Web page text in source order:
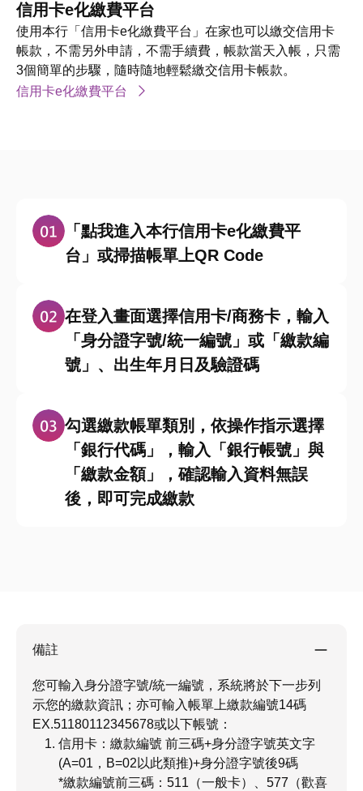
信用卡e化繳費平台
使用本行「信用卡e化繳費平台」在家也可以繳交信用卡
帳款，不需另外申請，不需手續費，帳款當天入帳，只需
3個簡單的步驟，隨時隨地輕鬆繳交信用卡帳款。
信用卡e化繳費平台
「點我進入本行信用卡e化繳費平
台」或掃描帳單上QR Code
在登入畫面選擇信用卡/商務卡，輸入
「身分證字號/統一編號」或「繳款編
號」、出生年月日及驗證碼
勾選繳款帳單類別，依操作指示選擇
「銀行代碼」，輸入「銀行帳號」與
「繳款金額」，確認輸入資料無誤
後，即可完成繳款
備註
您可輸入身分證字號/統一編號，系統將於下一步列
示您的繳款資訊；亦可輸入帳單上繳款編號14碼
EX.51180112345678或以下帳號：
信用卡：繳款編號 前三碼+身分證字號英文字
(A=01，B=02以此類推)+身分證字號後9碼
*繳款編號前三碼：511（一般卡）、577（歡喜